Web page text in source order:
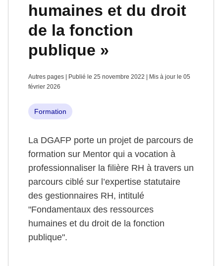
humaines et du droit
de la fonction
publique »
Autres pages | Publié le 25 novembre 2022 | Mis à jour le 05
février 2026
Formation
La DGAFP porte un projet de parcours de
formation sur Mentor qui a vocation à
professionnaliser la filière RH à travers un
parcours ciblé sur l’expertise statutaire
des gestionnaires RH, intitulé
"Fondamentaux des ressources
humaines et du droit de la fonction
publique".